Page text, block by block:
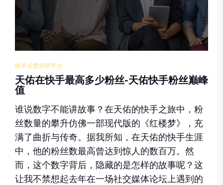
快手点赞自助平台
天佑在快手最高多少粉丝-天佑快手粉丝巅峰
值
谁说数字不能讲故事？在天佑的快手之旅中，粉
丝数量的攀升仿佛一部现代版的《红楼梦》，充
满了曲折与传奇。据我所知，在天佑的快手生涯
中，他的粉丝数最高曾达到惊人的数百万。然
而，这个数字背后，隐藏的是怎样的故事呢？这
让我不禁想起去年在一场社交媒体论坛上遇到的